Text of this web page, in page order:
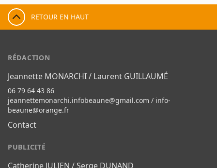
RETOUR EN HAUT
RÉDACTION
Jeannette MONARCHI / Laurent GUILLAUMÉ
06 79 64 43 86
jeannettemonarchi.infobeaune@gmail.com / info-
beaune@orange.fr
Contact
PUBLICITÉ
Catherine JULIEN / Serge DUNAND